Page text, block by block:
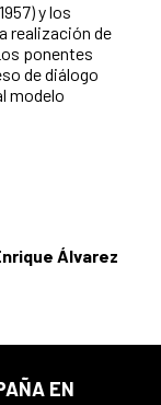
y los
realización de
ponentes
de diálogo
modelo
Álvarez
EN